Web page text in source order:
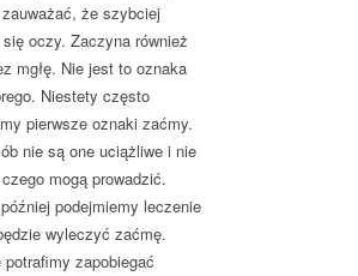
że szybciej
oczy. Zaczyna również
mgłę. Nie jest to oznaka
Niestety często
pierwsze oznaki zaćmy.
nie są one uciążliwe i nie
mogą prowadzić.
podejmiemy leczenie
wyleczyć zaćmę.
zapobiegać